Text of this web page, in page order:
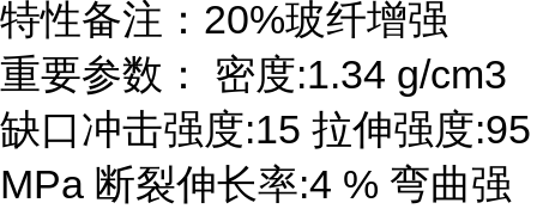
特性备注：20%玻纤增强
重要参数： 密度:1.34 g/cm3
缺口冲击强度:15 拉伸强度:95
MPa 断裂伸长率:4 % 弯曲强